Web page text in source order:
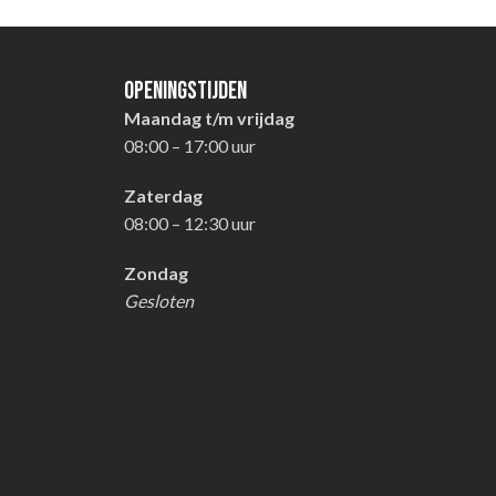
Openingstijden
Maandag t/m vrijdag
08:00 – 17:00 uur
Zaterdag
08:00 – 12:30 uur
Zondag
Gesloten